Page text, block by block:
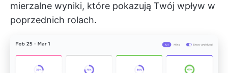
mierzalne wyniki, które pokazują Twój wpływ w
poprzednich rolach.